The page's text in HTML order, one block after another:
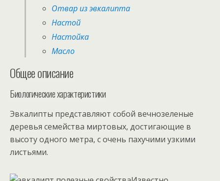
Отвар из эвкалипта
Настой
Настойка
Масло
Общее описание
Биологические характеристики
Эвкалипты представляют собой вечнозеленые
деревья семейства миртовых, достигающие в
высоту одного метра, с очень пахучими узкими
листьями.